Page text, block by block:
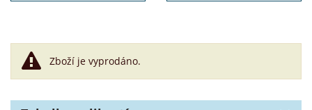
Zboží je vyprodáno.